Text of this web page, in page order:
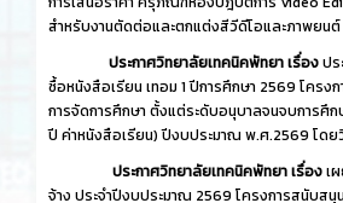
สำหรับงานตัดต่อและตกแต่งสีวีดีโอและภาพยน
ประกาศวิทยาลัยเทคนิคพัทยา เรื่องปร
ซื้อหนังสือเรียน เทอม 1 ปีการศึกษา 2569 โครง
การจัดการศึกษา ตั้งแต่ระดับอนุบาลจนจบการศึก
ปี ค่าหนังสือเรียน) ปีงบประมาณ พ.ศ.2569 โดย
ประกาศวิทยาลัยเทคนิคพัทยา เรื่องเ
จ้าง ประจำปีงบประมาณ 2569 โครงการสนับสนุ